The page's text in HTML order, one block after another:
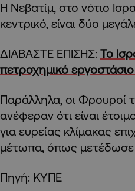
Η Νεβατίμ, στο νότιο
κεντρικό, είναι δύο
ΔΙΑΒΑΣΤΕ ΕΠΙΣΗΣ: To
πετροχημικό
Παράλληλα, οι Φρουροί
ανέφεραν ότι είναι
για ευρείας κλίμακας
μέτωπα, όπως μετέδωσε
Πηγή: ΚΥΠΕ